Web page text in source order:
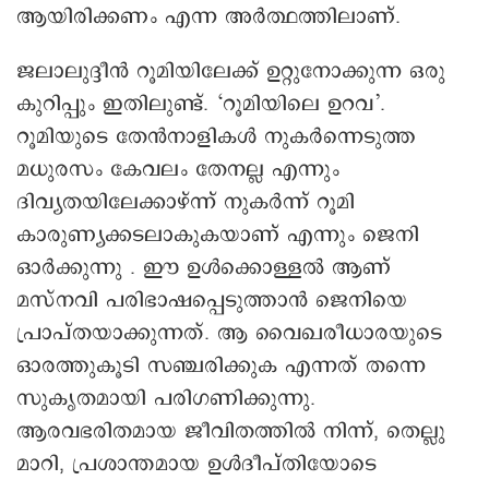
ആയിരിക്കണം എന്ന അര്‍ത്ഥത്തിലാണ്.
ജലാലുദ്ദീന്‍ റൂമിയിലേക്ക് ഉറ്റുനോക്കുന്ന ഒരു
കുറിപ്പും ഇതിലുണ്ട്. ‘റൂമിയിലെ ഉറവ’.
റൂമിയുടെ തേന്‍നാളികള്‍ നുകര്‍ന്നെടുത്ത
മധുരസം കേവലം തേനല്ല എന്നും
ദിവ്യതയിലേക്കാഴ്ന്ന് നുകര്‍ന്ന് റൂമി
കാരുണ്യക്കടലാകുകയാണ് എന്നും ജെനി
ഓര്‍ക്കുന്നു . ഈ ഉള്‍ക്കൊള്ളല്‍ ആണ്
മസ്‌നവി പരിഭാഷപ്പെടുത്താന്‍ ജെനിയെ
പ്രാപ്തയാക്കുന്നത്. ആ വൈഖരീധാരയുടെ
ഓരത്തുകൂടി സഞ്ചരിക്കുക എന്നത് തന്നെ
സുകൃതമായി പരിഗണിക്കുന്നു.
ആരവഭരിതമായ ജീവിതത്തില്‍ നിന്ന്, തെല്ലു
മാറി, പ്രശാന്തമായ ഉള്‍ദീപ്തിയോടെ